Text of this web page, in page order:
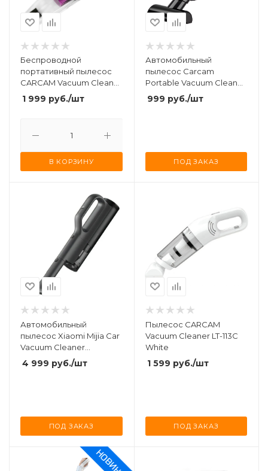
Беспроводной
портативный пылесос
CARCAM Vacuum Cleaner
DW-168
1 999 руб./шт
В КОРЗИНУ
Автомобильный
пылесос Carcam
Portable Vacuum Cleaner
(ZY-3701) Black
999 руб./шт
ПОД ЗАКАЗ
Автомобильный
пылесос Xiaomi Mijia Car
Vacuum Cleaner
(MJXCQ01QW) Black
4 999 руб./шт
ПОД ЗАКАЗ
Пылесос CARCAM
Vacuum Cleaner LT-113C
White
1 599 руб./шт
ПОД ЗАКАЗ